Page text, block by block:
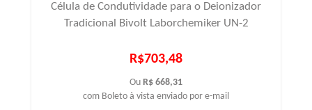
Célula de Condutividade para o Deionizador
Tradicional Bivolt Laborchemiker UN-2
R$703,48
Ou R$ 668,31
com Boleto à vista enviado por e-mail